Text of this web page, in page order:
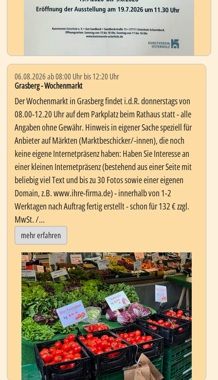
06.08.2026 ab 08:00 Uhr bis 12:20 Uhr
Grasberg - Wochenmarkt
Der Wochenmarkt in Grasberg findet i.d.R. donnerstags von
08.00-12.20 Uhr auf dem Parkplatz beim Rathaus statt - alle
Angaben ohne Gewähr. Hinweis in eigener Sache speziell für
Anbieter auf Märkten (Marktbeschicker/-innen), die noch
keine eigene Internetpräsenz haben: Haben Sie Interesse an
einer kleinen Internetpräsenz (bestehend aus einer Seite mit
beliebig viel Text und bis zu 30 Fotos sowie einer eigenen
Domain, z.B. www.ihre-firma.de) - innerhalb von 1-2
Werktagen nach Auftrag fertig erstellt - schon für 132 € zzgl.
MwSt. /...
mehr erfahren